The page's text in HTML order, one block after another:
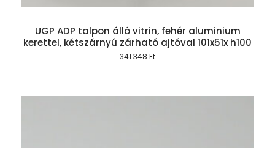
UGP ADP talpon álló vitrin, fehér aluminium
kerettel, kétszárnyú zárható ajtóval 101x51x h100
341.348 Ft